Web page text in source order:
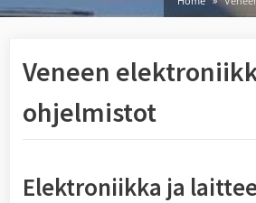
Veneen
ohjelmistot
Elektroniikka ja